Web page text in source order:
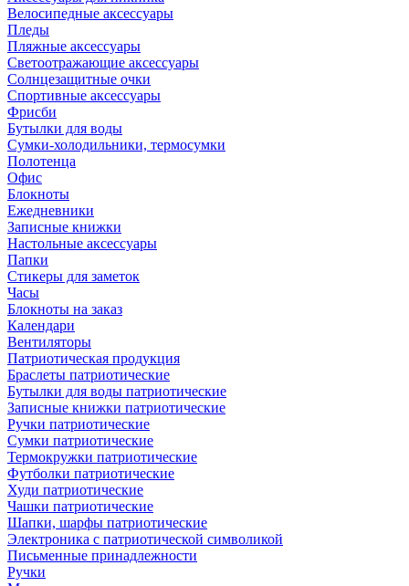
Велосипедные аксессуары
Пледы
Пляжные аксессуары
Светоотражающие аксессуары
Солнцезащитные очки
Спортивные аксессуары
Фрисби
Бутылки для воды
Сумки-холодильники, термосумки
Полотенца
Офис
Блокноты
Ежедневники
Записные книжки
Настольные аксессуары
Папки
Стикеры для заметок
Часы
Блокноты на заказ
Календари
Вентиляторы
Патриотическая продукция
Браслеты патриотические
Бутылки для воды патриотические
Записные книжки патриотические
Ручки патриотические
Сумки патриотические
Термокружки патриотические
Футболки патриотические
Худи патриотические
Чашки патриотические
Шапки, шарфы патриотические
Электроника с патриотической символикой
Письменные принадлежности
Ручки